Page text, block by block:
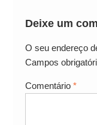
Deixe um
O seu endereço
Campos
Comentário *